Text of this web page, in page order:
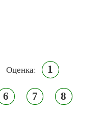
Оценка: 1
6 7 8